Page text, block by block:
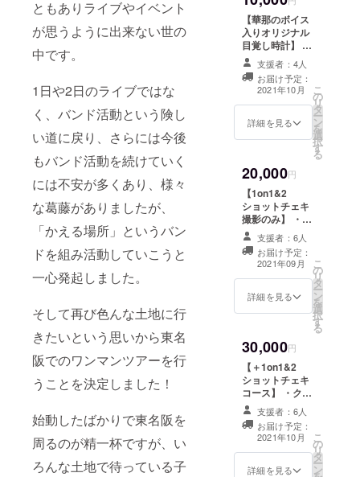
ともありライブやイベント
が思うように出来ない世の
中です。
1日や2日のライブではな
く、バンド活動という険し
い道に戻り、さらには今後
もバンド活動を続けていく
には不安が多くあり、様々
な葛藤がありましたが、
「かえる場所」というバン
ドを組み活動していこうと
一心発起しました。
そして再び色んな土地に行
きたいという思いから東名
阪でのワンマンツアーを行
うことを決定しました！
始動したばかりで東名阪を
周るのが精一杯ですが、い
ろんな土地で待っている子
す。 ※当日は身
分証で参加の確
認を行いますの
で必ず身分証を
ご持参くださ
い。 ※当日成功
祈願に参加出来
なかった場合で
も、ご支援金の
払い戻しは致し
かねますので予
い。 ※このリ
ターンにつきま
しては成功祈願
の開催をもって
完了となりま
す。
【華那のボイス
入りオリジナル
目覚し時計】 ・
特別な写真入
り!!華那のボイ
ス入り目覚し時
計 ・ご希望の方
にはサインや
メッセージ、お
入ください) ※備
考欄に呼んでも
らいたい名前や
内容等をご記入
ください。 ※ボ
イスメッセージ
は10秒程度で
す。 ※メッセー
ジ記入ご希望の
方は備考欄に内
容をご記入くだ
さい。 ボイス
メッセージ共に
お任せも可能で
す。 ※送料込み
の金額です。 ※
このリターンに
つきましては商
品の発送をもっ
て完了となりま
す。
支援者：4人
お届け予定：
2021年10月
詳細を見る
こ
の
リ
タ
ー
ン
を
選
択
す
る
20,000円
【1on1&2
ショットチェキ
撮影のみ】 ・
1on1&2ショッ
トチェキ撮影
※1on1&2ショッ
トチェキ撮影の
みのコースで
す。 ※1on1&2
所のみ有効で
す。 ※1on1&2
ショットチェキ
撮影は各ライブ
前に行います。
時間は後日連絡
いたします。
※1on1には必ず
身分証をご提示
ください。ご提
支援者：6人
お届け予定：
2021年09月
詳細を見る
こ
の
リ
タ
ー
ン
を
選
択
す
る
30,000円
【＋1on1&2
ショットチェキ
コース】 ・クラ
ウドファンディ
ング限定デザイ
ンシリコンバン
ド ・Live映像ダ
イジェスト&各
ツアー先でのメ
支援者：6人
お届け予定：
2021年10月
詳細を見る
こ
の
リ
タ
ー
ン